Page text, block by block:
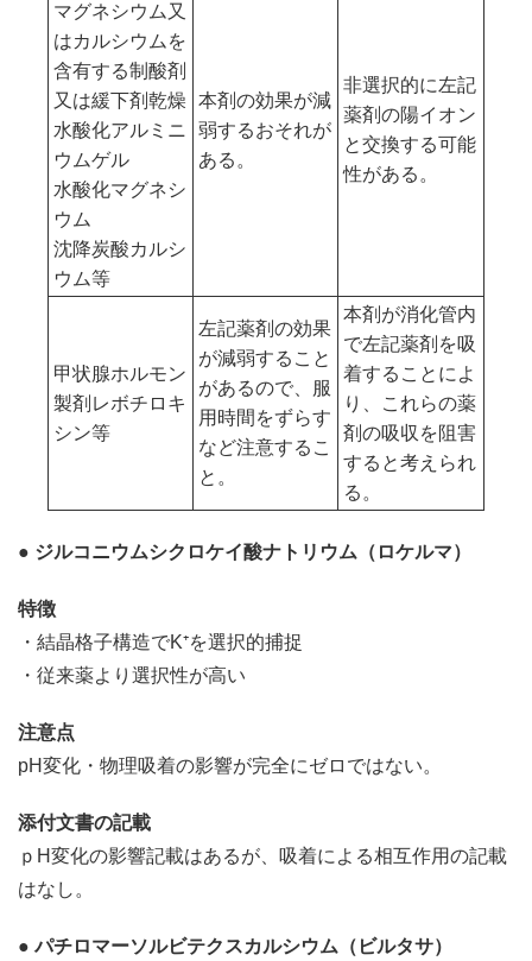
マグネシウム又
はカルシウムを
含有する制酸剤
又は緩下剤乾燥
水酸化アルミニ
ウムゲル
水酸化マグネシ
ウム
沈降炭酸カルシ
ウム等
本剤の効果が減
弱するおそれが
ある。
非選択的に左記
薬剤の陽イオン
と交換する可能
性がある。
甲状腺ホルモン
製剤 レボチロキ
シン等
左記薬剤の効果
が減弱すること
があるので、服
用時間をずらす
など注意するこ
と。
本剤が消化管内
で左記薬剤を吸
着することによ
り、これらの薬
剤の吸収を阻害
すると考えられ
る。
● ジルコニウムシクロケイ酸ナトリウム（ロケルマ）
特徴
・結晶格子構造でK⁺を選択的捕捉
・従来薬より選択性が高い
注意点
pH変化・物理吸着の影響が完全にゼロではない。
添付文書の記載
ｐH変化の影響記載はあるが、吸着による相互作用の記載
はなし。
● パチロマーソルビテクスカルシウム（ビルタサ）